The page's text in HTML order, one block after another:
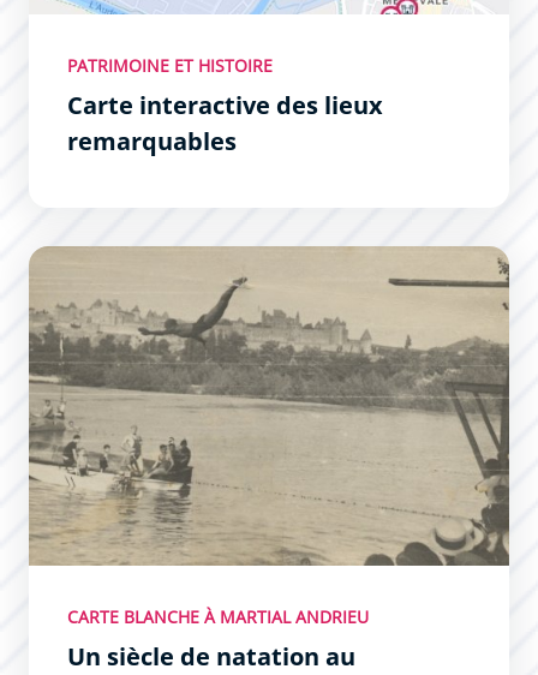
PATRIMOINE ET HISTOIRE
Carte interactive des lieux
remarquables
Un siècle de natation au Païchérou
CARTE BLANCHE À MARTIAL ANDRIEU
Un siècle de natation au